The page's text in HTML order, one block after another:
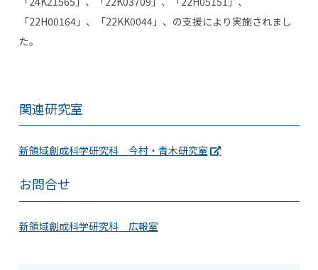
「22H00164」、「22KK0044」、の支援により実施されまし
た。
関連研究室
新領域創成科学研究科 今村・青木研究室
お問合せ
新領域創成科学研究科 広報室